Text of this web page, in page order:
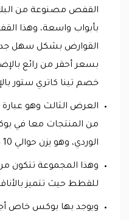
القفص مصنوعة من
بأبواب واسعة، وهذا
القوارض بشكل سهل جدا
بسعر أحقر من رائع
خصم تينا كاتري ستور
العرض الثالث وهو
من المنتجات معا في
الوردي، وهو يزن حوالي 10 كيلو جرام مخصصة للقطط.
وهذا المجموعة تتكون
للقطط حيث تتميز
ويوجد بها بوكس خاص